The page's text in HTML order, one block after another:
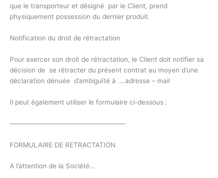
que le transporteur et désigné par le Client, prend
physiquement possession du dernier produit.
Notification du droit de rétractation
Pour exercer son droit de rétractation, le Client doit notifier sa
décision de se rétracter du présent contrat au moyen d’une
déclaration dénuée d’ambiguïté à ….adresse – mail
Il peut également utiliser le formulaire ci-dessous :
—————————————————
FORMULAIRE DE RETRACTATION
A l’attention de la Société…